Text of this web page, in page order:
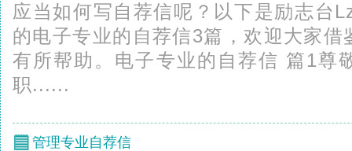
应当如何写自荐信呢？以下是励志台
的电子专业的自荐信3篇，欢迎大家借
有所帮助。电子专业的自荐信 篇1
职......
管理专业自荐信